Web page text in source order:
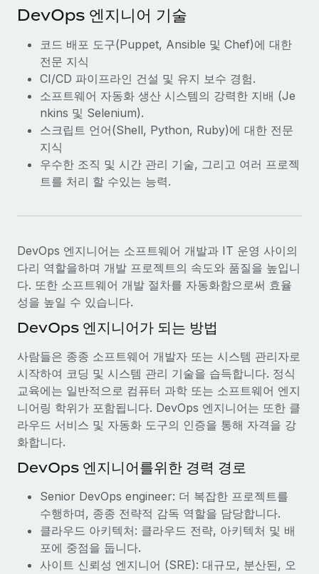
DevOps 엔지니어 기술
코드 배포 도구(Puppet, Ansible 및 Chef)에 대한
전문 지식
CI/CD 파이프라인 건설 및 유지 보수 경험.
소프트웨어 자동화 생산 시스템의 강력한 지배 (Je
nkins 및 Selenium).
스크립트 언어(Shell, Python, Ruby)에 대한 전문
지식
우수한 조직 및 시간 관리 기술, 그리고 여러 프로젝
트를 처리 할 수있는 능력.
DevOps 엔지니어는 소프트웨어 개발과 IT 운영 사이의
다리 역할을하며 개발 프로젝트의 속도와 품질을 높입니
다. 또한 소프트웨어 개발 절차를 자동화함으로써 효율
성을 높일 수 있습니다.
DevOps 엔지니어가 되는 방법
사람들은 종종 소프트웨어 개발자 또는 시스템 관리자로
시작하여 코딩 및 시스템 관리 기술을 습득합니다. 정식
교육에는 일반적으로 컴퓨터 과학 또는 소프트웨어 엔지
니어링 학위가 포함됩니다. DevOps 엔지니어는 또한 클
라우드 서비스 및 자동화 도구의 인증을 통해 자격을 강
화합니다.
DevOps 엔지니어를위한 경력 경로
Senior DevOps engineer: 더 복잡한 프로젝트를
수행하며, 종종 전략적 감독 역할을 담당합니다.
클라우드 아키텍처: 클라우드 전략, 아키텍처 및 배
포에 중점을 둡니다.
사이트 신뢰성 엔지니어 (SRE): 대규모, 분산된, 오